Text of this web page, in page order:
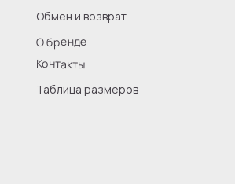
Обмен и возврат
О бренде
Контакты
Таблица размеров